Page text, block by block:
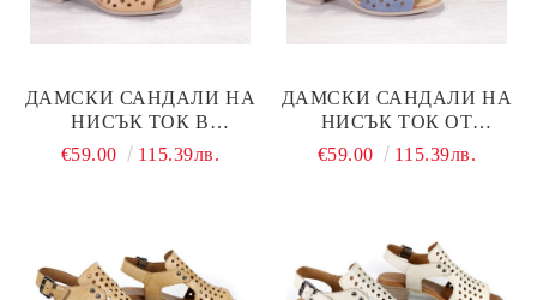
ДАМСКИ САНДАЛИ НА
НИСЪК ТОК В
БИСКВИТЕН И СВЕТЛО
€59.00 115.39лв.
ДАМСКИ САНДАЛИ НА
НИСЪК ТОК ОТ
ЕСТЕСТВЕНА КОЖА В
€59.00 115.39лв.